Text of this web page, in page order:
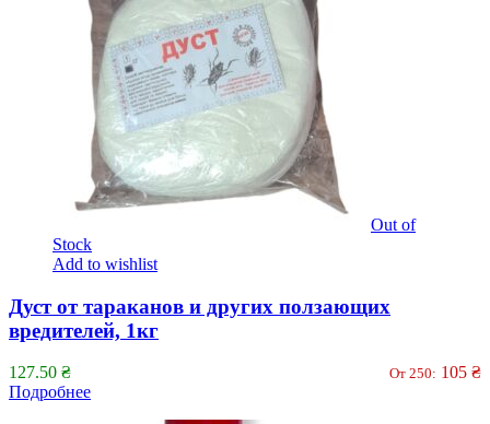
Out of
Stock
Add to wishlist
Дуст от тараканов и других ползающих
вредителей, 1кг
127.50 ₴ От 250: 105 ₴
Подробнее